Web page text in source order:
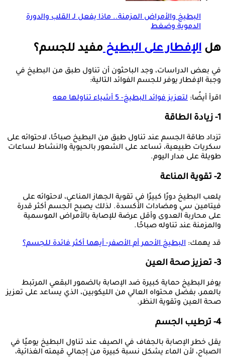
البطيخ والأمراض المزمنة.. ماذا يفعل لـ القلب والدورة
الدموية وضغط
هل الإفطار على البطيخمفيد للجسم؟
في بعض الدراسات، وجد الباحثون أن تناول طبق من البطيخ في
وجبة الإفطار يوفر للجسم الفوائد التالية:
اقرأ أيضًا: لتعزيز فوائد البطيخ- 5 أشياء تناولها معه
1- زيادة الطاقة
تزداد طاقة الجسم عند تناول طبق من البطيخ صباحًا، لاحتوائه على
سكريات طبيعية، تساعد على الشعور بالحيوية والنشاط لساعات
طويلة على مدار اليوم.
2- تقوية المناعة
يلعب البطيخ دورًا كبيرًا في تقوية الجهاز المناعي، لاحتوائه على
فيتامين سي ومضادات الأكسدة. لذلك يصبح الجسم أكثر قدرة
على محاربة العدوى وأقل عرضة للإصابة بالأمراض الموسمية
والمزمنة عند تناوله صباحًا.
قد يهمك: البطيخ الأحمر أم الأصفر- أيهما أكثر فائدة للجسم؟
3- تعزيز صحة العين
يوفر البطيخ حماية كبيرة ضد الإصابة بالضمور البقعي المرتبط
بالعمر، بفضل محتواه العالي من الليكوبين، الذي يساعد على تعزيز
صحة العين وتقوية النظر.
4- ترطيب الجسم
يقل خطر الإصابة بالجفاف في الصيف عند تناول البطيخ يوميًا في
الصباح، لأن الماء يشكل نسبة كبيرة من إجمالي قيمته الغذائية،